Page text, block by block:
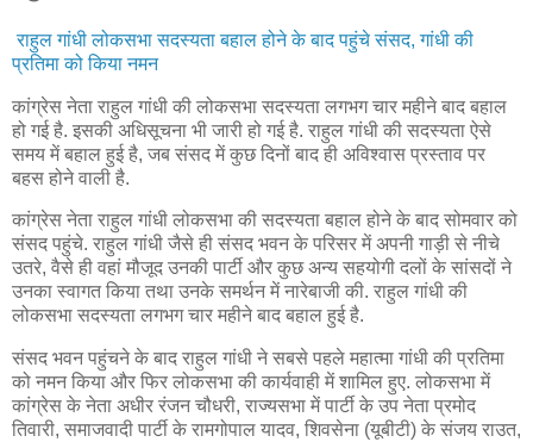
राहुल गांधी लोकसभा सदस्यता बहाल होने के बाद पहुंचे संसद, गांधी की
प्रतिमा को किया नमन
कांग्रेस नेता राहुल गांधी की लोकसभा सदस्यता लगभग चार महीने बाद बहाल
हो गई है. इसकी अधिसूचना भी जारी हो गई है. राहुल गांधी की सदस्‍यता ऐसे
समय में बहाल हुई है, जब संसद में कुछ दिनों बाद ही अविश्‍वास प्रस्‍ताव पर
बहस होने वाली है.
कांग्रेस नेता राहुल गांधी लोकसभा की सदस्यता बहाल होने के बाद सोमवार को
संसद पहुंचे. राहुल गांधी जैसे ही संसद भवन के परिसर में अपनी गाड़ी से नीचे
उतरे, वैसे ही वहां मौजूद उनकी पार्टी और कुछ अन्य सहयोगी दलों के सांसदों ने
उनका स्वागत किया तथा उनके समर्थन में नारेबाजी की. राहुल गांधी की
लोकसभा सदस्‍यता लगभग चार महीने बाद बहाल हुई है.
संसद भवन पहुंचने के बाद राहुल गांधी ने सबसे पहले महात्मा गांधी की प्रतिमा
को नमन किया और फिर लोकसभा की कार्यवाही में शामिल हुए. लोकसभा में
कांग्रेस के नेता अधीर रंजन चौधरी, राज्यसभा में पार्टी के उप नेता प्रमोद
तिवारी, समाजवादी पार्टी के रामगोपाल यादव, शिवसेना (यूबीटी) के संजय राउत,